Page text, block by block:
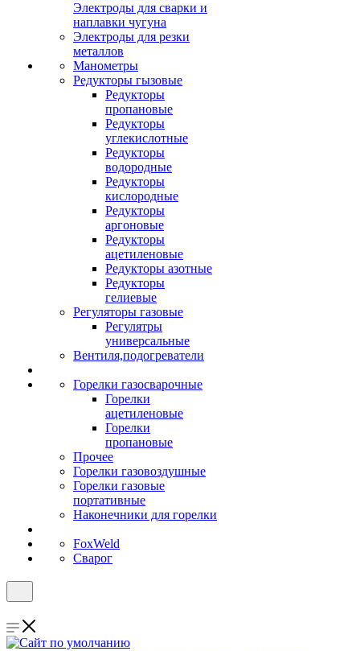
Электроды для сварки и
наплавки чугуна
Электроды для резки
металлов
Манометры
Редукторы гызовые
Редукторы
пропановые
Редукторы
углекислотные
Редукторы
водородные
Редукторы
кислородные
Редукторы
аргоновые
Редукторы
ацетиленовые
Редукторы азотные
Редукторы
гелиевые
Регуляторы газовые
Регулятры
универсальные
Вентиля,подогреватели
Горелки газосварочные
Горелки
ацетиленовые
Горелки
пропановые
Прочее
Горелки газовоздушные
Горелки газовые
портативные
Наконечники для горелки
FoxWeld
Сварог